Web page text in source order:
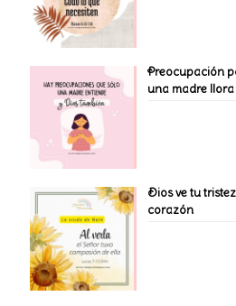
Preocupación
una madre
Dios ve tu
corazón